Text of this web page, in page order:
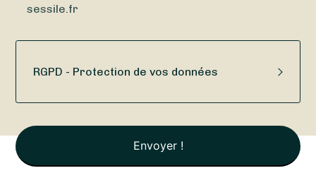
sessile.fr
RGPD - Protection de vos données